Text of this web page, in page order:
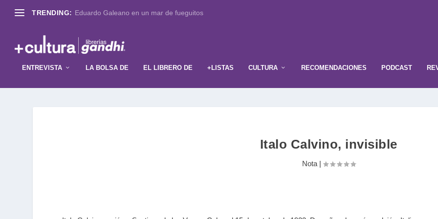
TRENDING: Eduardo Galeano en un mar de fueguitos
ENTREVISTA LA BOLSA DE EL LIBRERO DE +LISTAS CULTURA RECOMENDACIONES PODCAST
Italo Calvino, invisible
Nota|